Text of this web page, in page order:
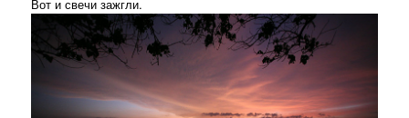
Вот и свечи зажгли.